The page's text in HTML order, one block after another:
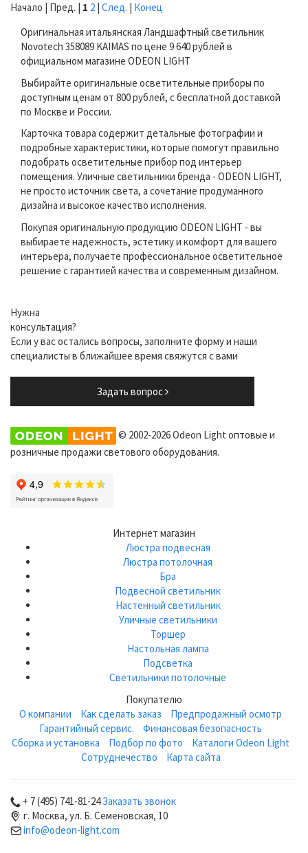
Начало | Пред. | 1 2 | След. | Конец
Оригинальная итальянская Ландшафтный светильник
Novotech 358089 KAIMAS по цене 9 640 рублей в
официальном магазине ODEON LIGHT
Выбирайте оригинальные осветительные приборы по
доступным ценам от 800 рублей, с бесплатной доставкой
по Москве и России.
Карточка товара содержит детальные фотографии и
подробные характеристики, которые помогут правильно
подобрать осветительные прибор под интерьер
помещения. Уличные светильники бренда - ODEON LIGHT,
не просто источник света, а сочетание продуманного
дизайна и высокое качество исполнения.
Покупая оригинальную продукцию ODEON LIGHT - вы
выбираете надежность, эстетику и комфорт для вашего
интерьера, получаете профессиональное осветительное
решение с гарантией качества и современным дизайном.
Нужна
консультация?
Если у вас остались вопросы, заполните форму и наши
специалисты в ближайшее время свяжутся с вами
Задать вопрос
© 2002-2026 Odeon Light оптовые и
розничные продажи светового оборудования.
Интернет магазин
Люстра подвесная
Люстра потолочная
Бра
Подвесной светильник
Настенный светильник
Уличные светильники
Торшер
Настольная лампа
Подсветка
Светильники потолочные
Покупателю
О компании
Как сделать заказ
Предпродажный осмотр
Гарантийный сервис.
Финансовая безопасность
Сборка и установка
Подбор по фото
Каталоги Odeon Light
Сотруднечество
Карта сайта
+ 7 (495) 741-81-24Заказать звонок
г. Москва, ул. Б. Семеновская, 10
info@odeon-light.com